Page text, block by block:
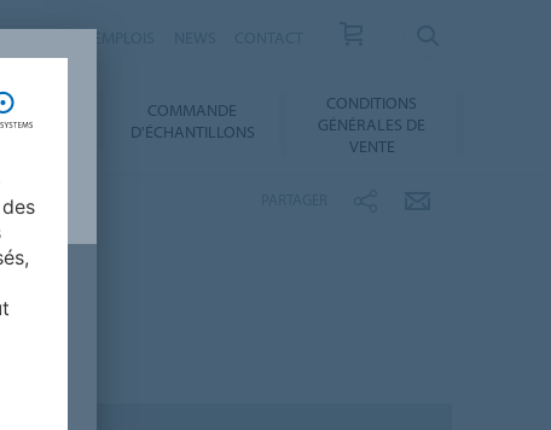
SERVICES
COMMANDE
D'ÉCHANTILLONS
CONDITIONS
GÉNÉRALES DE
VENTE